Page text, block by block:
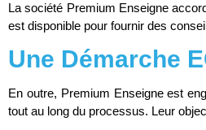
La société Premium Enseigne
est disponible pour fournir des
Une Démarche
En outre, Premium Enseigne est
tout au long du processus. Leur